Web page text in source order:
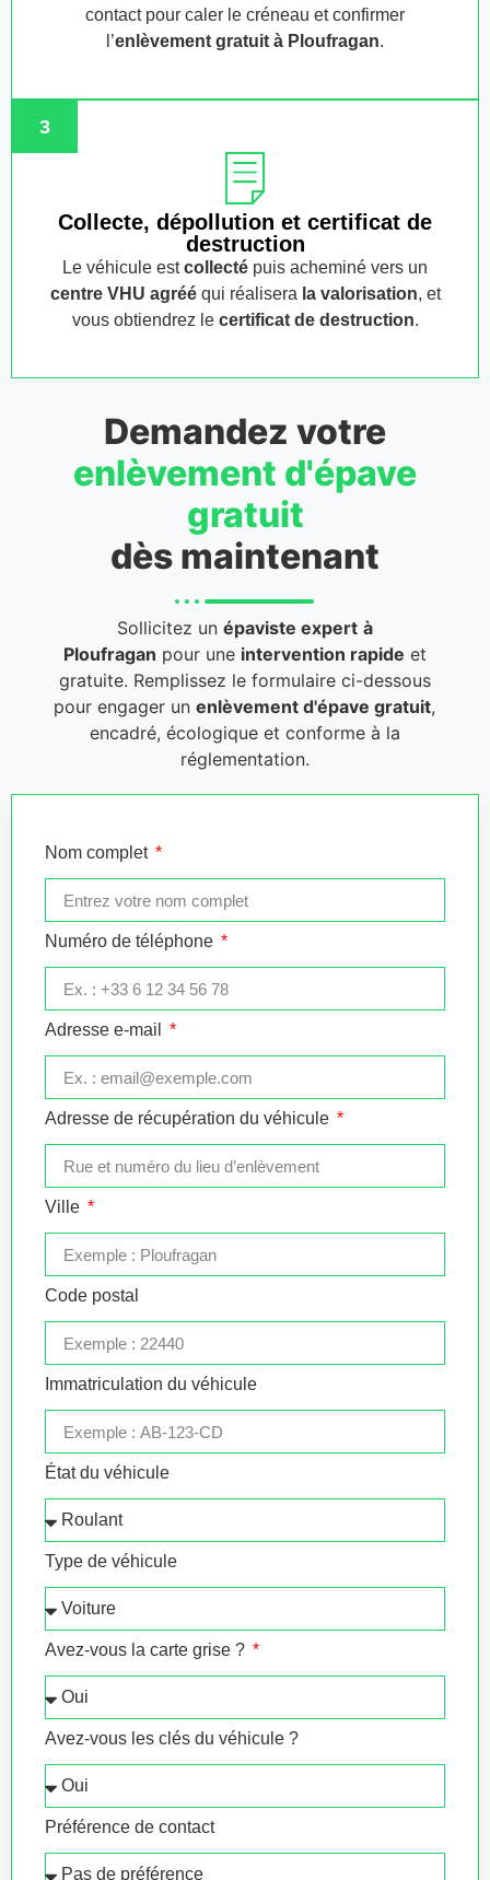
contact pour caler le créneau et confirmer
l’enlèvement gratuit à Ploufragan.
3
Collecte, dépollution et certificat de
destruction
Le véhicule estcollecté puis acheminé vers un
centre VHU agrééqui réalisera la valorisation, et
vous obtiendrez le certificat de destruction.
Demandez votre
enlèvement d'épave
gratuit
dès maintenant
Sollicitez un épaviste expert à
Ploufragan pour une intervention rapide et
gratuite. Remplissez le formulaire ci-dessous
pour engager unenlèvement d'épave gratuit,
encadré, écologique et conforme à la
réglementation.
Nom complet
Numéro de téléphone
Adresse e-mail
Adresse de récupération du véhicule
Ville
Code postal
Immatriculation du véhicule
État du véhicule
Type de véhicule
Avez-vous la carte grise ?
Avez-vous les clés du véhicule ?
Préférence de contact